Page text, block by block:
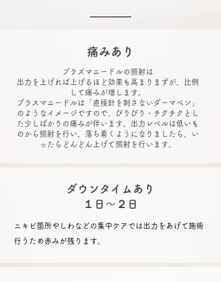
痛みあり
プラズマニードルの照射は
出力を上げれば上げるほど効果も高まりまずが、比例
して痛みが増します。
プラスマニードルは「直接針を刺さないダーマペン」
のようなイメージですので、びりびり・チクチクとし
た少しばかりの痛みが伴います。出力レベルは低いも
のから照射を行い、落ち着くようになりましたら、い
ったらどんどん上げて照射を行います。
ダウンタイムあり
​１日～２日
​ニキビ箇所やしわなどの集中ケアでは出力をあげて施術
行うため赤みが残ります。